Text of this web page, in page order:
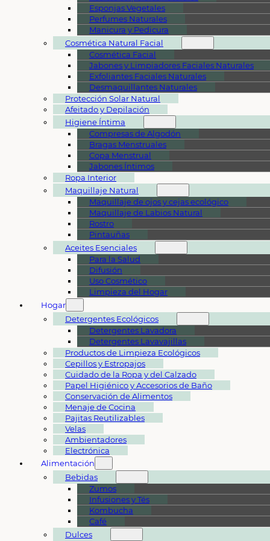
Esponjas Vegetales
Perfumes Naturales
Manicura y Pedicura
Cosmética Natural Facial
Cosmética Facial
Jabones y Limpiadores Faciales Naturales
Exfoliantes Faciales Naturales
Desmaquillantes Naturales
Protección Solar Natural
Afeitado y Depilación
Higiene Íntima
Compresas de Algodón
Bragas Menstruales
Copa Menstrual
Jabones Íntimos
Ropa Interior
Maquillaje Natural
Maquillaje de ojos y cejas ecológico
Maquillaje de Labios Natural
Rostro
Pintauñas
Aceites Esenciales
Para la Salud
Difusión
Uso Cosmético
Limpieza del Hogar
Hogar
Detergentes Ecológicos
Detergentes Lavadora
Detergentes Lavavajillas
Productos de Limpieza Ecológicos
Cepillos y Estropajos
Cuidado de la Ropa y del Calzado
Papel Higiénico y Accesorios de Baño
Conservación de Alimentos
Menaje de Cocina
Pajitas Reutilizables
Velas
Ambientadores
Electrónica
Alimentación
Bebidas
Zumos
Infusiones y Tés
Kombucha
Café
Dulces